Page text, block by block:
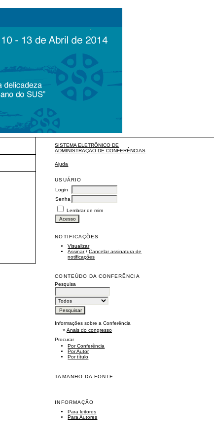
SISTEMA ELETRÔNICO DE
ADMINISTRAÇÃO DE CONFERÊNCIAS
Ajuda
USUÁRIO
Login
Senha
Lembrar de mim
NOTIFICAÇÕES
Visualizar
Assinar/Cancelar assinatura de
notificações
CONTEÚDO DA CONFERÊNCIA
Pesquisa
Informações sobre a Conferência
»Anais do congresso
Procurar
Por Conferência
Por Autor
Por título
TAMANHO DA FONTE
INFORMAÇÃO
Para leitores
Para Autores